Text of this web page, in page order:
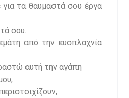
για τα θαυμαστά σου έργα
σου.
από την ευσπλαχνία
αυτή την αγάπη